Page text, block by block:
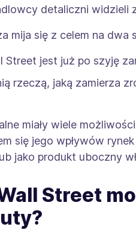
detaliczni widzieli
mija się z celem na dwa
Street jest już po szyję
rzeczą, jaką zamierza
miały wiele
się jego wpływów
jako produkt uboczny
Street